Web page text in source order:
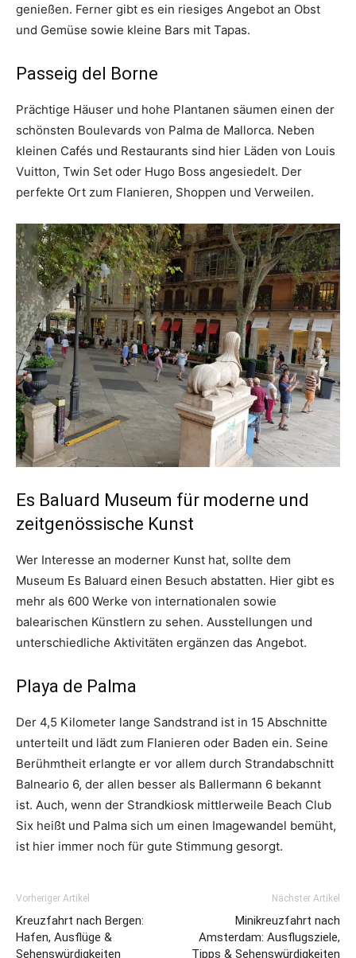
genießen. Ferner gibt es ein riesiges Angebot an Obst
und Gemüse sowie kleine Bars mit Tapas.
Passeig del Borne
Prächtige Häuser und hohe Plantanen säumen einen der
schönsten Boulevards von Palma de Mallorca. Neben
kleinen Cafés und Restaurants sind hier Läden von Louis
Vuitton, Twin Set oder Hugo Boss angesiedelt. Der
perfekte Ort zum Flanieren, Shoppen und Verweilen.
Es Baluard Museum für moderne und
zeitgenössische Kunst
Wer Interesse an moderner Kunst hat, sollte dem
Museum Es Baluard einen Besuch abstatten. Hier gibt es
mehr als 600 Werke von internationalen sowie
balearischen Künstlern zu sehen. Ausstellungen und
unterschiedliche Aktivitäten ergänzen das Angebot.
Playa de Palma
Der 4,5 Kilometer lange Sandstrand ist in 15 Abschnitte
unterteilt und lädt zum Flanieren oder Baden ein. Seine
Berühmtheit erlangte er vor allem durch Strandabschnitt
Balneario 6, der allen besser als Ballermann 6 bekannt
ist. Auch, wenn der Strandkiosk mittlerweile Beach Club
Six heißt und Palma sich um einen Imagewandel bemüht,
ist hier immer noch für gute Stimmung gesorgt.
Vorheriger Artikel
Kreuzfahrt nach Bergen:
Hafen, Ausflüge &
Sehenswürdigkeiten
Nächster Artikel
Minikreuzfahrt nach
Amsterdam: Ausflugsziele,
Tipps & Sehenswürdigkeiten